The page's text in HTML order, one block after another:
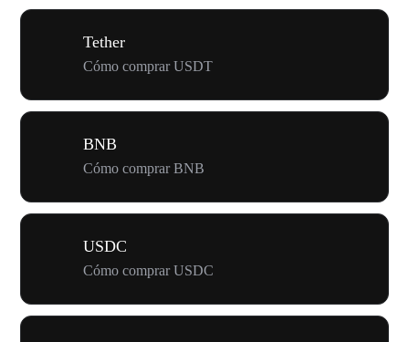
Tether
Cómo comprar USDT
BNB
Cómo comprar BNB
USDC
Cómo comprar USDC